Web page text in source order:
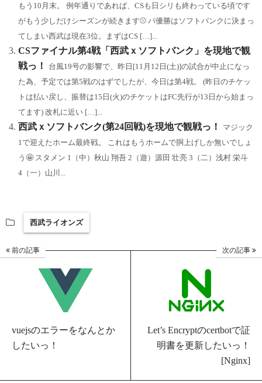
もう10月末。 例年通りであれば、CSも日シリも終わっている頃です
がもう少しだけシーズンが続きます⚾ パ優勝はソフトバンクに決まっ
てしまい西武は現在3位。まずはCS […]...
CSファイナル第4戦「西武ｘソフトバンク」を現地で観
戦っ！
台風19号の影響で、昨日[11月12日(土)]の試合が中止になっ
た為、予定では第5戦のはずでしたが、今日は第4戦。 (昨日のチケッ
トは払い戻し、振替は15日(火)のチケットはFC先行が13日から始まっ
てます) 改札に近い […]...
西武ｘソフトバンク(第24回戦)を現地で観戦っ！
マジック
1で迎えたホーム最終戦。 これはもうホームで胴上げしか無いでしょ
う🤩 スタメン 1（中）秋山 翔吾 2（遊）源田 壮亮 3（二）浅村 栄斗
4（一）山川...
西武ライオンズ
前の記事
vuejsのエラーをなんとか
したいっ！
次の記事
Let’s Encryptのcertbotで証
明書を更新したいっ！
[Nginx]